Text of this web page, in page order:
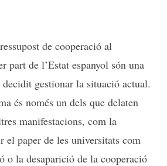
de cooperació al
part de l’Estat espanyol són una
decidit gestionar la situació actual.
és només un dels que delaten
manifestacions, com la
el paper de les universitats com
o la desaparició de la cooperació